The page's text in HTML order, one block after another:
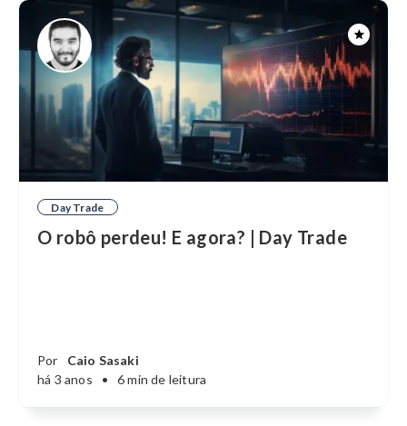
Day Trade
O robô perdeu! E agora? | Day Trade
Por
Caio Sasaki
há 3 anos
• 6 min de leitura